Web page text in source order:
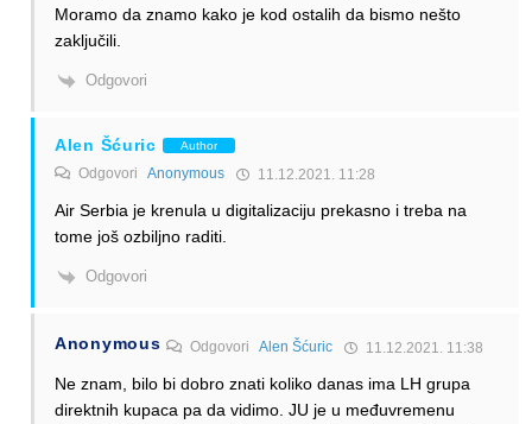
Moramo da znamo kako je kod ostalih da bismo nešto
zaključili.
Odgovori
Alen Šćuric Author
Odgovori Anonymous 11.12.2021. 11:28
Air Serbia je krenula u digitalizaciju prekasno i treba na
tome još ozbiljno raditi.
Odgovori
Anonymous OdgovoriAlen Šćuric 11.12.2021. 11:38
Ne znam, bilo bi dobro znati koliko danas ima LH grupa
direktnih kupaca pa da vidimo. JU je u međuvremenu